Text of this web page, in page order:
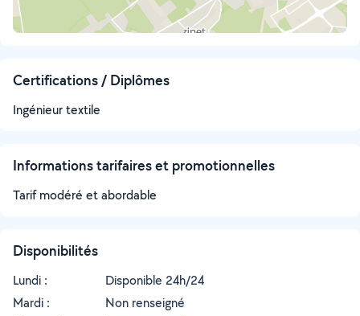
Certifications / Diplômes
Ingénieur textile
Informations tarifaires et promotionnelles
Tarif modéré et abordable
Disponibilités
Lundi :
Disponible 24h/24
Mardi :
Non renseigné